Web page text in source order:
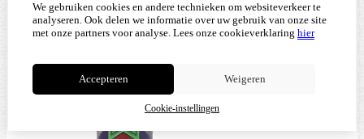
We gebruiken cookies en andere technieken om websiteverkeer te
analyseren. Ook delen we informatie over uw gebruik van onze site
met onze partners voor analyse. Lees onze cookieverklaring hier
Accepteren Weigeren
Cookie-instellingen